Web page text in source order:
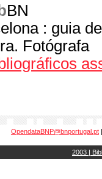
BN
: guia
Fotógrafa
OpendataBNP@bnportugal.pt
2003 |